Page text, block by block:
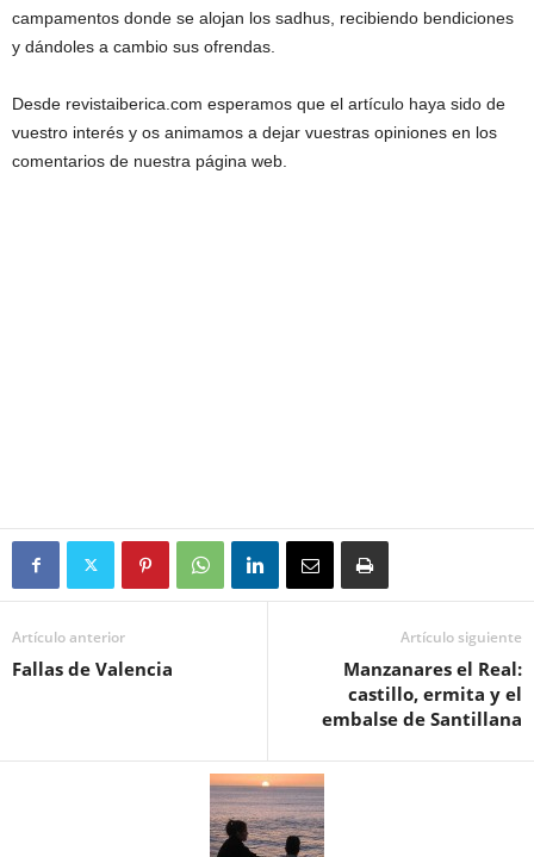
campamentos donde se alojan los sadhus, recibiendo bendiciones
y dándoles a cambio sus ofrendas.
Desde revistaiberica.com esperamos que el artículo haya sido de
vuestro interés y os animamos a dejar vuestras opiniones en los
comentarios de nuestra página web.
Artículo anterior
Fallas de Valencia
Artículo siguiente
Manzanares el Real:
castillo, ermita y el
embalse de Santillana